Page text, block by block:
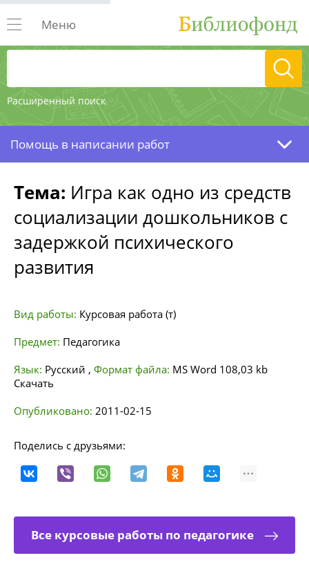
Расширенный поиск
Меню
Помощь в написании работ
Тема: Игра как одно из средств
социализации дошкольников с
задержкой психического
развития
Вид работы: Курсовая работа (т)
Предмет: Педагогика
Язык: Русский , Формат файла: MS Word 108,03 kb
Скачать
Опубликовано: 2011-02-15
Поделись с друзьями:
Все курсовые работы по педагогике